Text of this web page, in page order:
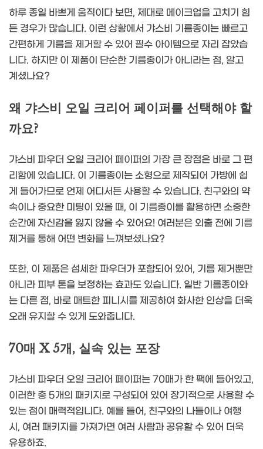
하루 종일 바쁘게 움직이다 보면, 제대로 메이크업을 고치기 힘
든 경우가 많습니다. 이런 상황에서 갸스비 기름종이는 빠르고
간편하게 기름을 제거할 수 있어 필수 아이템으로 자리 잡았습
니다. 하지만 이 제품이 단순한 기름종이가 아니라는 점, 알고
계셨나요?
왜 갸스비 오일 크리어 페이퍼를 선택해야 할
까요?
갸스비 파우더 오일 크리어 페이퍼의 가장 큰 장점은 바로 그 편
리함에 있습니다. 이 기름종이는 소형으로 제작되어 가방에 쉽
게 들어가므로 언제 어디서든 사용할 수 있습니다. 친구와의 약
속이나 중요한 미팅이 있을 때, 이 기름종이를 활용하면 소중한
순간에 자신감을 잃지 않을 수 있어요! 여러분은 외출 전에 기름
제거를 통해 어떤 변화를 느껴보셨나요?
또한, 이 제품은 섬세한 파우더가 포함되어 있어, 기름 제거뿐만
아니라 피부 톤을 보정하는 효과도 있습니다. 일반 기름종이와
는 다른 점, 바로 매트한 피니시를 제공하여 화사한 인상을 더욱
오래 유지할 수 있게 도와줍니다.
70매 X 5개, 실속 있는 포장
갸스비 파우더 오일 크리어 페이퍼는 70매가 한 팩에 들어있고,
이러한 총 5개의 패키지로 구성되어 있어 장기적으로 사용할 수
있는 점이 매력적입니다. 예를 들어, 친구와의 나들이나 여행
시, 여러 패키지를 가져가면 여러 사람과 공유할 수 있어 더욱
유용하죠.